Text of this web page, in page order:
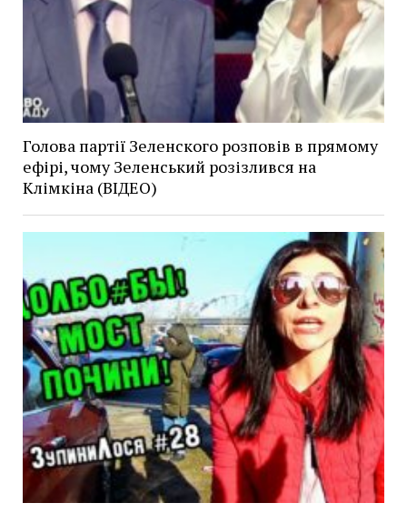
Голова партії Зеленского розповів в прямому
ефірі, чому Зеленський розізлився на
Клімкіна (ВІДЕО)